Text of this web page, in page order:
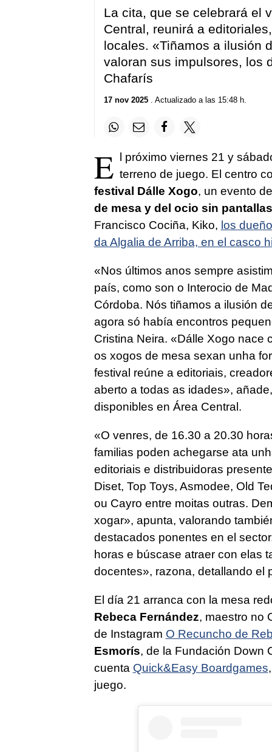
La cita, que se celebrará el
Central, reunirá a
locales. «Tiñamos a ilusión
valoran sus impulsores, los
Chafarís
17 nov 2025. Actualizado a las 15:48 h.
E
l próximo viernes 21 y
terreno de juego. El centro
festival Dálle Xogo, un evento
de mesa y del ocio sin pantallas
Francisco Cociña, Kiko, los
da Algalia de Arriba, en el casco
«Nos últimos anos sempre
país, como son o Interocio de
Córdoba. Nós tiñamos a ilusión
agora só había encontros
Cristina Neira. «Dálle Xogo nace
os xogos de mesa sexan unha
festival reúne a editoriais,
aberto a todas as idades»,
disponibles en Área Central.
«O venres, de 16.30 a 20.30
familias poden achegarse ata
editoriais e distribuidoras
Diset, Top Toys, Asmodee, Old
ou Cayro entre moitas outras.
xogar», apunta, valorando
destacados ponentes en el
horas e búscase atraer con elas
docentes», razona, detallando el
El día 21 arranca con la mesa
Rebeca Fernández, maestro no
de Instagram O Recuncho de
Esmorís, de la Fundación Down
cuenta Quick&Easy Boardgames
juego.